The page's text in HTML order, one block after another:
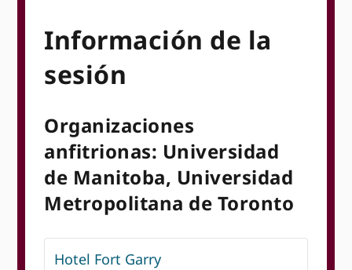
Información de la
sesión
Organizaciones
anfitrionas: Universidad
de Manitoba, Universidad
Metropolitana de Toronto
Hotel Fort Garry